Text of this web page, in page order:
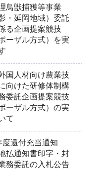
鳥獣捕獲等事業
・延岡地域）委託
る企画提案競技
ーザル方式）を実
国人材向け農業技
向けた研修体制構
委託企画提案競技
ーザル方式）の実
て
度還付充当通知
払通知書印字・封
務委託の入札公告